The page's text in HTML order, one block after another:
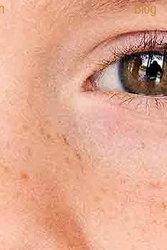
Blog